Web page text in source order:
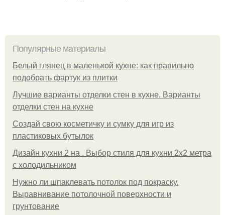
Популярные материалы
Белый глянец в маленькой кухне: как правильно
подобрать фартук из плитки
Лучшие варианты отделки стен в кухне. Варианты
отделки стен на кухне
Создай свою косметичку и сумку для игр из
пластиковых бутылок
Дизайн кухни 2 на . Выбор стиля для кухни 2х2 метра
с холодильником
Нужно ли шпаклевать потолок под покраску.
Выравнивание потолочной поверхности и
грунтование